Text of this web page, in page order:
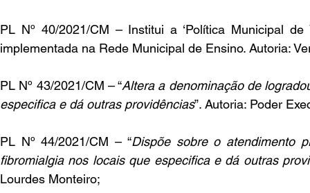
PL Nº 40/2021/CM – Institui a ‘Política Municipal de
implementada na Rede Municipal de Ensino. Autoria:
PL Nº 43/2021/CM – “Altera a denominação de
especifica e dá outras providências”. Autoria: Poder
PL Nº 44/2021/CM – “Dispõe sobre o atendimento
fibromialgia nos locais que especifica e dá outras
Lourdes Monteiro;